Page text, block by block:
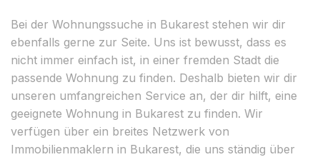
Bei der Wohnungssuche in Bukarest stehen wir dir
ebenfalls gerne zur Seite. Uns ist bewusst, dass es
nicht immer einfach ist, in einer fremden Stadt die
passende Wohnung zu finden. Deshalb bieten wir dir
unseren umfangreichen Service an, der dir hilft, eine
geeignete Wohnung in Bukarest zu finden. Wir
verfügen über ein breites Netzwerk von
Immobilienmaklern in Bukarest, die uns ständig über